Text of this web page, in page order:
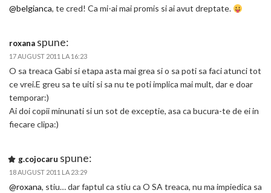
@belgianca, te cred! Ca mi-ai mai promis si ai avut dreptate.
roxana spune:
17 AUGUST 2011 LA 16:23
O sa treaca Gabi si etapa asta mai grea si o sa poti sa faci atunci tot
ce vrei.E greu sa te uiti si sa nu te poti implica mai mult, dar e doar
temporar:)
Ai doi copii minunati si un sot de exceptie, asa ca bucura-te de ei in
fiecare clipa:)
g.cojocaru spune:
18 AUGUST 2011 LA 23:29
@roxana, stiu… dar faptul ca stiu ca O SA treaca, nu ma impiedica sa